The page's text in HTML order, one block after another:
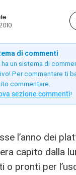
di commenti
ha un sistema di
Per commentare ti
commentare.
sezione commenti!
l’anno dei
capito dalla
o pronti per